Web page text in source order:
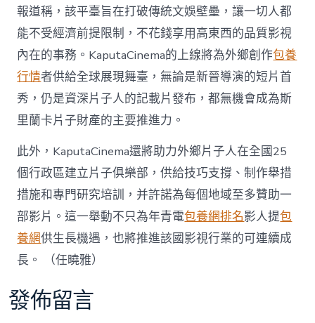
長，
斯
里
蘭
卡
上
線
該
國
個
免
查
包
養
費
流
媒
報道稱，該平臺旨在打破傳統文娛壁壘，讓一切人都
能不受經濟前提限制，不花錢享用高東西的品質影視
內在的事務。KaputaCinema的上線將為外鄉創作包養
行情者供給全球展現舞臺，無論是新晉導演的短片首
秀，仍是資深片子人的記載片發布，都無機會成為斯
里蘭卡片子財產的主要推進力。
此外，KaputaCinema還將助力外鄉片子人在全國25
個行政區建立片子俱樂部，供給技巧支撐、制作舉措
措施和專門研究培訓，并許諾為每個地域至多贊助一
部影片。這一舉動不只為年青電包養網排名影人提包
養網供生長機遇，也將推進該國影視行業的可連續成
長。 （任曉雅）
發佈留言